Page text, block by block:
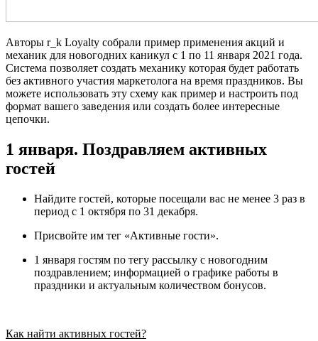
Авторы r_k Loyalty собрали пример применения акций и
механик для новогодних каникул с 1 по 11 января 2021 года.
Система позволяет создать механику которая будет работать
без активного участия маркетолога на время праздников. Вы
можете использовать эту схему как пример и настроить под
формат вашего заведения или создать более интересные
цепочки.
1 января. Поздравляем активных
гостей
Найдите гостей, которые посещали вас не менее 3 раз в
период с 1 октября по 31 декабря.
Присвойте им тег «Активные гости».
1 января гостям по тегу рассылку с новогодним
поздравлением; информацией о графике работы в
праздники и актуальным количеством бонусов.
Как найти активных гостей?